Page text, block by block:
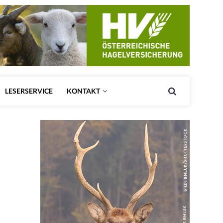
LESERSERVICE KONTAKT